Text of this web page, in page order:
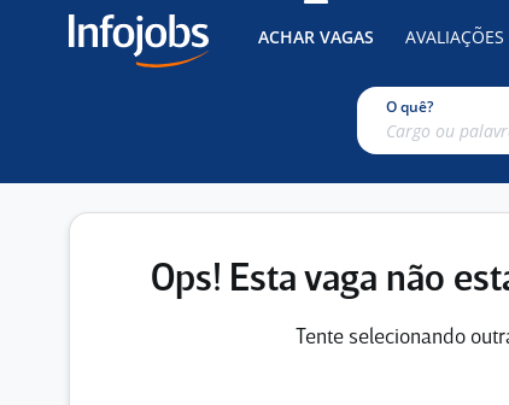
ACHAR VAGAS
O quê?
Ops! Esta vaga não
Tente selecionando